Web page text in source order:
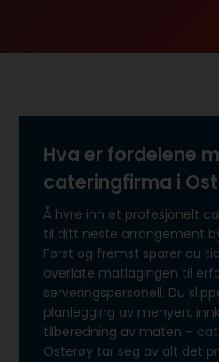
Hva er fordelene
cateringfirma i
Å hyre inn et profesjonelt
til ditt neste arrangement
Først og fremst sparer du
overlate matlagingen til
serveringspersonell. Du
planlegging av menyen,
tilberedning av maten –
Osterøy tar seg av alt det